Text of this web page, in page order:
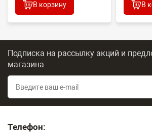
В корзину В
Подписка на рассылку акций и
магазина
Телефон: